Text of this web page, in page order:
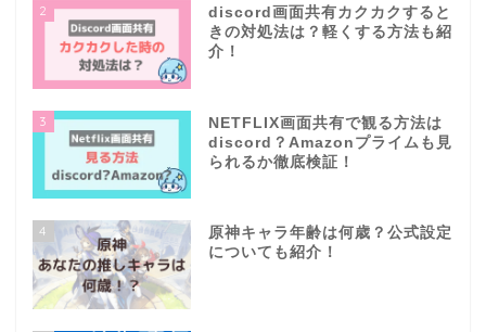
2
discord画面共有カクカクすると
きの対処法は？軽くする方法も紹
介！
3
NETFLIX画面共有で観る方法は
discord？Amazonプライムも見
られるか徹底検証！
4
原神キャラ年齢は何歳？公式設定
についても紹介！